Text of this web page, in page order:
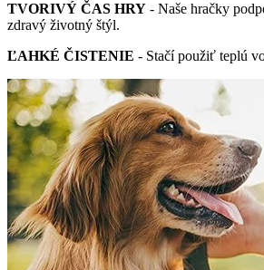
TVORIVÝ ČAS HRY - Naše hračky
zdravý životný štýl.
ĽAHKÉ ČISTENIE - Stačí použiť teplú